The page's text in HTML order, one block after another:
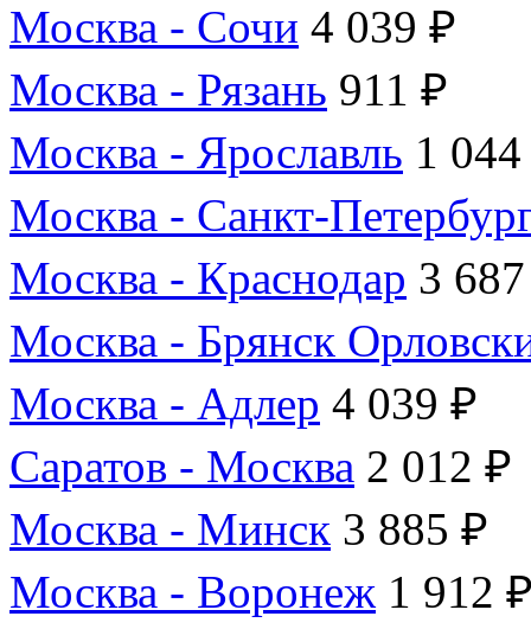
Москва - Сочи 4 039 ₽
Москва - Рязань 911 ₽
Москва - Ярославль 1
Москва - Санкт-
Москва - Краснодар 3
Москва - Брянск
Москва - Адлер 4 039 ₽
Саратов - Москва 2 012 ₽
Москва - Минск 3 885 ₽
Москва - Воронеж 1 912